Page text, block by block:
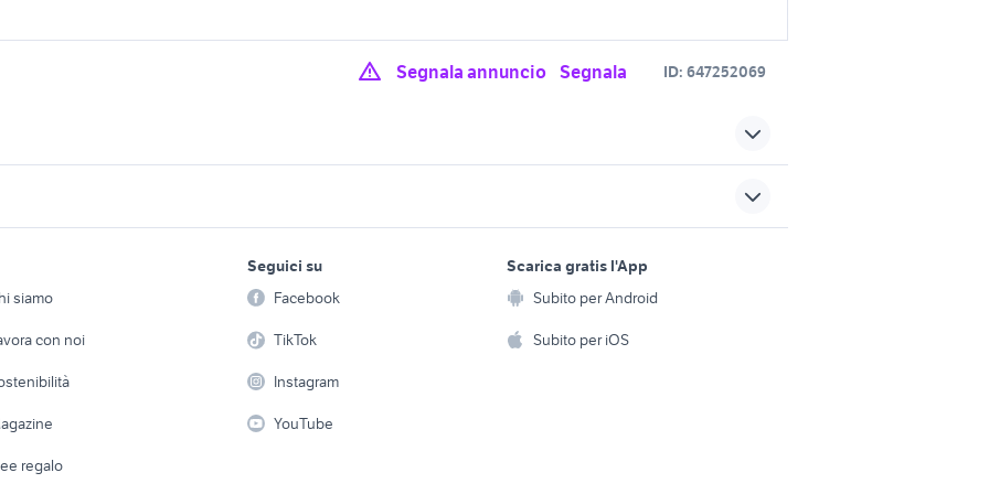
Segnala annuncio Segnala ID: 647252069
veronese
divano letto rustico
lampadari rustici
rustica arredamento Sassari
mobile bagno rustico
Nardo terreno agricolo taranto terreni in vendita piemonte vendita terreni uliveto Puglia
Teano terreni in vendita a noto
Arredamento e
siamo
con noi
regalo
Seguici su
Facebook
TikTok
Instagram
YouTube
Scarica gratis l'App
Subito per Android
Subito per iOS